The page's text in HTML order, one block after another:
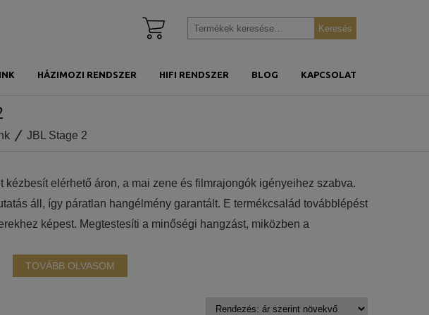
HÁZIMOZI RENDSZER HIFI RENDSZER BLOG KAPCSOLAT
Kosár
Keresés
Keresés
JBL Stage 2
elérhető áron, a mai zene és filmrajongók igényeihez szabva.
áll, így páratlan hangélmény garantált. E termékcsalád továbblépést
képest. Megtestesíti a minőségi hangzást, miközben a
HDI hullámvezető egészít ki, a hihetetlenül egyenletes magas
basszust szolgálják. Így ezek a hangsugárzók minden korábbinál
TOVÁBB OLVASOM